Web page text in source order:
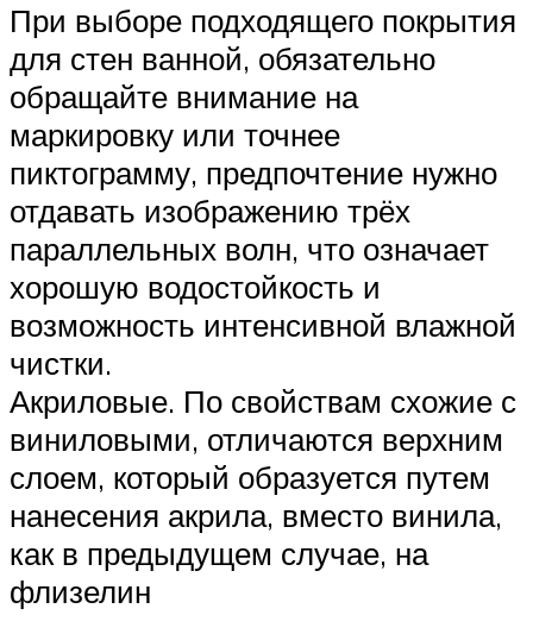
При выборе подходящего покрытия
для стен ванной, обязательно
обращайте внимание на
маркировку или точнее
пиктограмму, предпочтение нужно
отдавать изображению трёх
параллельных волн, что означает
хорошую водостойкость и
возможность интенсивной влажной
чистки.
Акриловые. По свойствам схожие с
виниловыми, отличаются верхним
слоем, который образуется путем
нанесения акрила, вместо винила,
как в предыдущем случае, на
флизелин